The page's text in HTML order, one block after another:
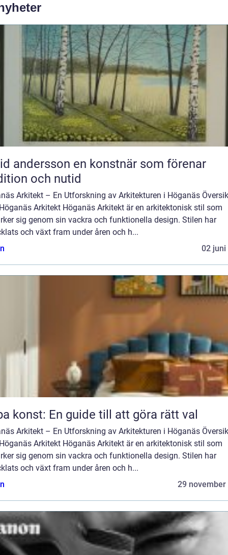
en konstnär som förenar
och nutid
Arkitekt – En Utforskning av Arkitekturen i Höganäs
Arkitekt Höganäs Arkitekt är en arkitektonisk stil som
sig genom sin vackra och funktionella design. Stilen har
och växt fram under åren och h...
02 juni
konst: En guide till att göra rätt val
Arkitekt – En Utforskning av Arkitekturen i Höganäs
Arkitekt Höganäs Arkitekt är en arkitektonisk stil som
sig genom sin vackra och funktionella design. Stilen har
och växt fram under åren och h...
29 november